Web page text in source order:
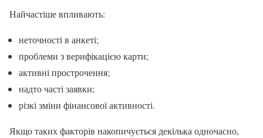
Найчастіше впливають:
неточності в анкеті;
проблеми з верифікацією карти;
активні прострочення;
надто часті заявки;
різкі зміни фінансової активності.
Якщо таких факторів накопичується декілька одночасно,